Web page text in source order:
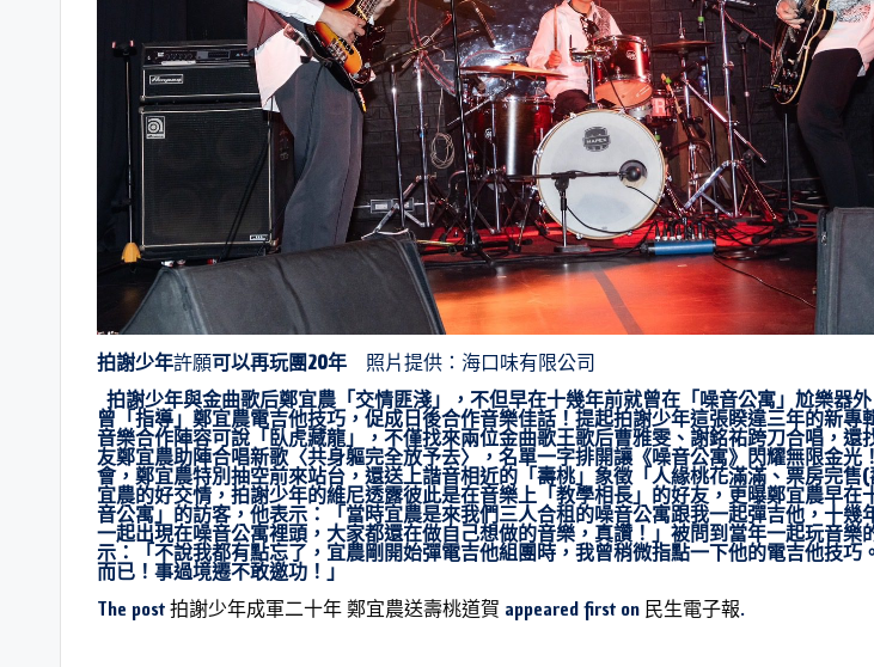
拍謝少年許願可以再玩團20年 照片提供：海口味有限公司
拍謝少年與金曲歌后鄭宜農「交情匪淺」，不但早在十幾年前就曾在「噪音公寓」尬樂器
曾「指導」鄭宜農電吉他技巧，促成日後合作音樂佳話！提起拍謝少年這張睽違三年的新專
音樂合作陣容可說「臥虎藏龍」，不僅找來兩位金曲歌王歌后曹雅雯、謝銘祐跨刀合唱，還
友鄭宜農助陣合唱新歌〈共身軀完全放予去〉，名單一字排開讓《噪音公寓》閃耀無限金光
會，鄭宜農特別抽空前來站台，還送上諧音相近的「壽桃」象徵「人緣桃花滿滿、票房完售
宜農的好交情，拍謝少年的維尼透露彼此是在音樂上「教學相長」的好友，更曝鄭宜農早在
音公寓」的訪客，他表示：「當時宜農是來我們三人合租的噪音公寓跟我一起彈吉他，十幾
一起出現在噪音公寓裡頭，大家都還在做自己想做的音樂，真讚！」被問到當年一起玩音樂
示：「不說我都有點忘了，宜農剛開始彈電吉他組團時，我曾稍微指點一下他的電吉他技巧
而已！事過境遷不敢邀功！」
The post拍謝少年成軍二十年 鄭宜農送壽桃道賀 appeared first on 民生電子報.